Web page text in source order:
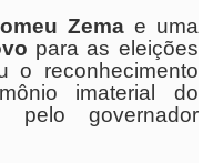
Zemae uma
para as eleições
o reconhecimento
imaterial do
pelo governador